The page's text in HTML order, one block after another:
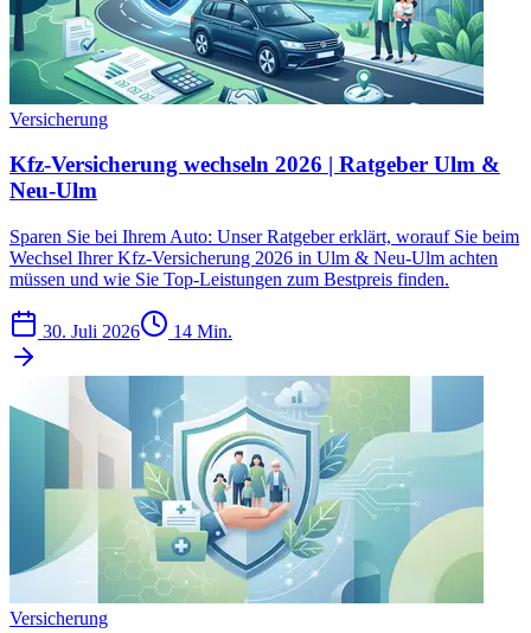
Versicherung
Kfz-Versicherung wechseln 2026 | Ratgeber Ulm &
Neu-Ulm
Sparen Sie bei Ihrem Auto: Unser Ratgeber erklärt, worauf Sie beim
Wechsel Ihrer Kfz-Versicherung 2026 in Ulm & Neu-Ulm achten
müssen und wie Sie Top-Leistungen zum Bestpreis finden.
30. Juli 2026 14 Min.
Versicherung